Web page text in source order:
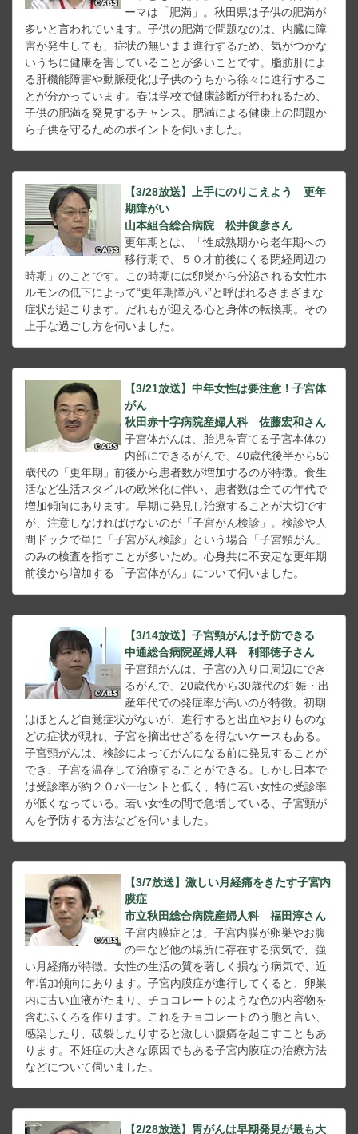
ーマは「肥満」。秋田県は子供の肥満が
多いと言われています。子供の肥満で問題なのは、内臓に障
害が発生しても、症状の無いまま進行するため、気がつかな
いうちに健康を害していることが多いことです。脂肪肝によ
る肝機能障害や動脈硬化は子供のうちから徐々に進行するこ
とが分かっています。春は学校で健康診断が行われるため、
子供の肥満を発見するチャンス。肥満による健康上の問題か
ら子供を守るためのポイントを伺いました。
【3/28放送】上手にのりこえよう 更年
期障がい
山本組合総合病院 松井俊彦さん
更年期とは、「性成熟期から老年期への
移行期で、５０才前後にくる閉経周辺の
時期」のことです。この時期には卵巣から分泌される女性ホ
ルモンの低下によって“更年期障がい”と呼ばれるさまざまな
症状が起こります。だれもが迎える心と身体の転換期。その
上手な過ごし方を伺いました。
【3/21放送】中年女性は要注意！子宮体
がん
秋田赤十字病院産婦人科 佐藤宏和さん
子宮体がんは、胎児を育てる子宮本体の
内部にできるがんで、40歳代後半から50
歳代の「更年期」前後から患者数が増加するのが特徴。食生
活など生活スタイルの欧米化に伴い、患者数は全ての年代で
増加傾向にあります。早期に発見し治療することが大切です
が、注意しなければけないのが「子宮がん検診」。検診や人
間ドックで単に「子宮がん検診」という場合「子宮頸がん」
のみの検査を指すことが多いため。心身共に不安定な更年期
前後から増加する「子宮体がん」について伺いました。
【3/14放送】子宮頸がんは予防できる
中通総合病院産婦人科 利部徳子さん
子宮頚がんは、子宮の入り口周辺にでき
るがんで、20歳代から30歳代の妊娠・出
産年代での発症率が高いのが特徴。初期
はほとんど自覚症状がないが、進行すると出血やおりものな
どの症状が現れ、子宮を摘出せざるを得ないケースもある。
子宮頸がんは、検診によってがんになる前に発見することが
でき、子宮を温存して治療することができる。しかし日本で
は受診率が約２０パーセントと低く、特に若い女性の受診率
が低くなっている。若い女性の間で急増している、子宮頸が
んを予防する方法などを伺いました。
【3/7放送】激しい月経痛をきたす子宮内
膜症
市立秋田総合病院産婦人科 福田淳さん
子宮内膜症とは、子宮内膜が卵巣やお腹
の中など他の場所に存在する病気で、強
い月経痛が特徴。女性の生活の質を著しく損なう病気で、近
年増加傾向にあります。子宮内膜症が進行してくると、卵巣
内に古い血液がたまり、チョコレートのような色の内容物を
含むふくろを作ります。これをチョコレートのう胞と言い、
感染したり、破裂したりすると激しい腹痛を起こすこともあ
ります。不妊症の大きな原因でもある子宮内膜症の治療方法
などについて伺いました。
【2/28放送】胃がんは早期発見が最も大